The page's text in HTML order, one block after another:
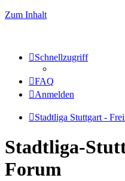
Zum Inhalt
Schnellzugriff
FAQ
Anmelden
Stadtliga Stuttgart -
Stadtliga-
Forum